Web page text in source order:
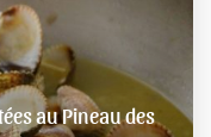
au Pineau des